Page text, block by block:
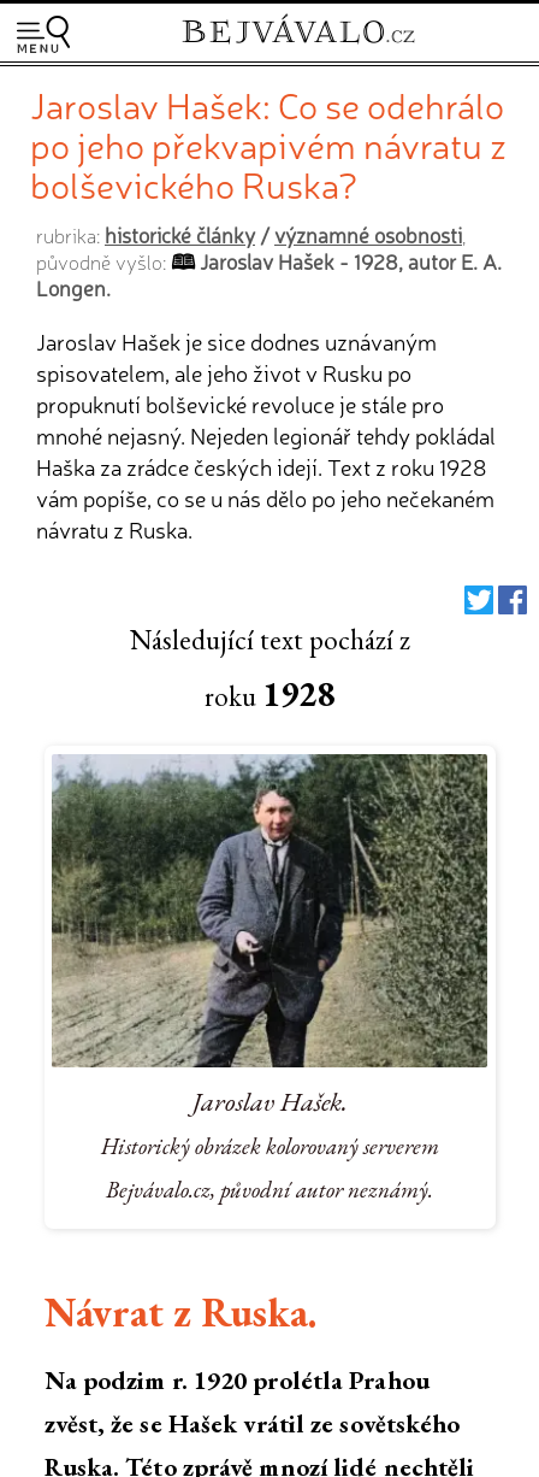
Jaroslav Hašek: Co se odehrálo
po jeho překvapivém návratu z
bolševického Ruska?
rubrika: historické články/významné osobnosti
původně vyšlo:
Jaroslav Hašek - 1928, autor E. A.
Longen.
Jaroslav Hašek je sice dodnes uznávaným
spisovatelem, ale jeho život v Rusku po
propuknutí bolševické revoluce je stále pro
mnohé nejasný. Nejeden legionář tehdy pokládal
Haška za zrádce českých idejí. Text z roku 1928
vám popíše, co se u nás dělo po jeho nečekaném
návratu z Ruska.
Následující text pochází z
roku 1928
Jaroslav Hašek.
Historický obrázek kolorovaný serverem
Bejvávalo.cz, původní autor neznámý.
Návrat z Ruska.
Na podzim r. 1920 prolétla Prahou
zvěst, že se Hašek vrátil ze sovětského
Ruska. Této zprávě mnozí lidé nechtěli